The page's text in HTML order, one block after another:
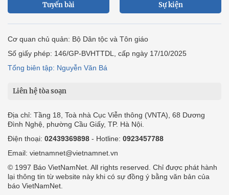
Tuyến bài Sự kiện
Cơ quan chủ quản: Bộ Dân tộc và Tôn giáo
Số giấy phép: 146/GP-BVHTTDL, cấp ngày 17/10/2025
Tổng biên tập: Nguyễn Văn Bá
Liên hệ tòa soạn
Địa chỉ: Tầng 18, Toà nhà Cục Viễn thông (VNTA), 68 Dương
Đình Nghệ, phường Cầu Giấy, TP. Hà Nội.
Điện thoại: 02439369898 - Hotline: 0923457788
Email: vietnamnet@vietnamnet.vn
© 1997 Báo VietNamNet. All rights reserved. Chỉ được phát hành
lại thông tin từ website này khi có sự đồng ý bằng văn bản của
báo VietNamNet.